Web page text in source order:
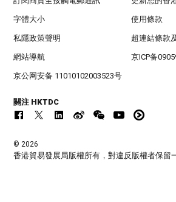
字體大小 使用條款
私隱政策聲明 超連結條款
網站導航 京ICP备
京公网安备 11010102003523号
關注 HKTDC
© 2026
香港貿易發展局版權所有，對違反版權者保留